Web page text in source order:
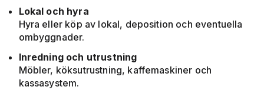
Lokal och hyra
Hyra eller köp av lokal, deposition och eventuella
ombyggnader.
Inredning och utrustning
Möbler, köksutrustning, kaffemaskiner och
kassasystem.